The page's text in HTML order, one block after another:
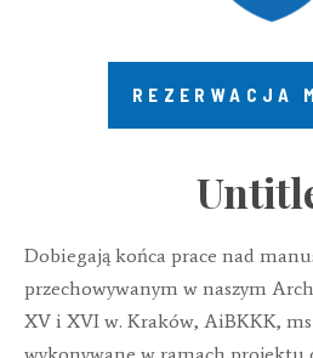
REZERWACJA
Dobiegają końca prace nad
przechowywanym w naszym
XV i XVI w. Kraków, AiBKKK, ms